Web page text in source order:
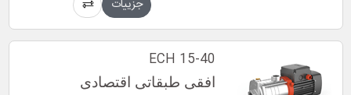
جزییات
ECH 15-40
افقی طبقاتی اقتصادی